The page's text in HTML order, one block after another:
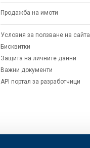
Продажба на имоти
Условия за ползване на сайта
Бисквитки
Защита на личните данни
Важни документи
API портал за разработчици